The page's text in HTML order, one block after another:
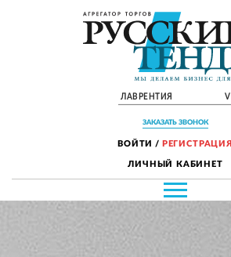
ЛАВРЕНТИЯ V
ЗАКАЗАТЬ ЗВОНОК
ВОЙТИ / РЕГИСТРАЦИЯ
ЛИЧНЫЙ КАБИНЕТ